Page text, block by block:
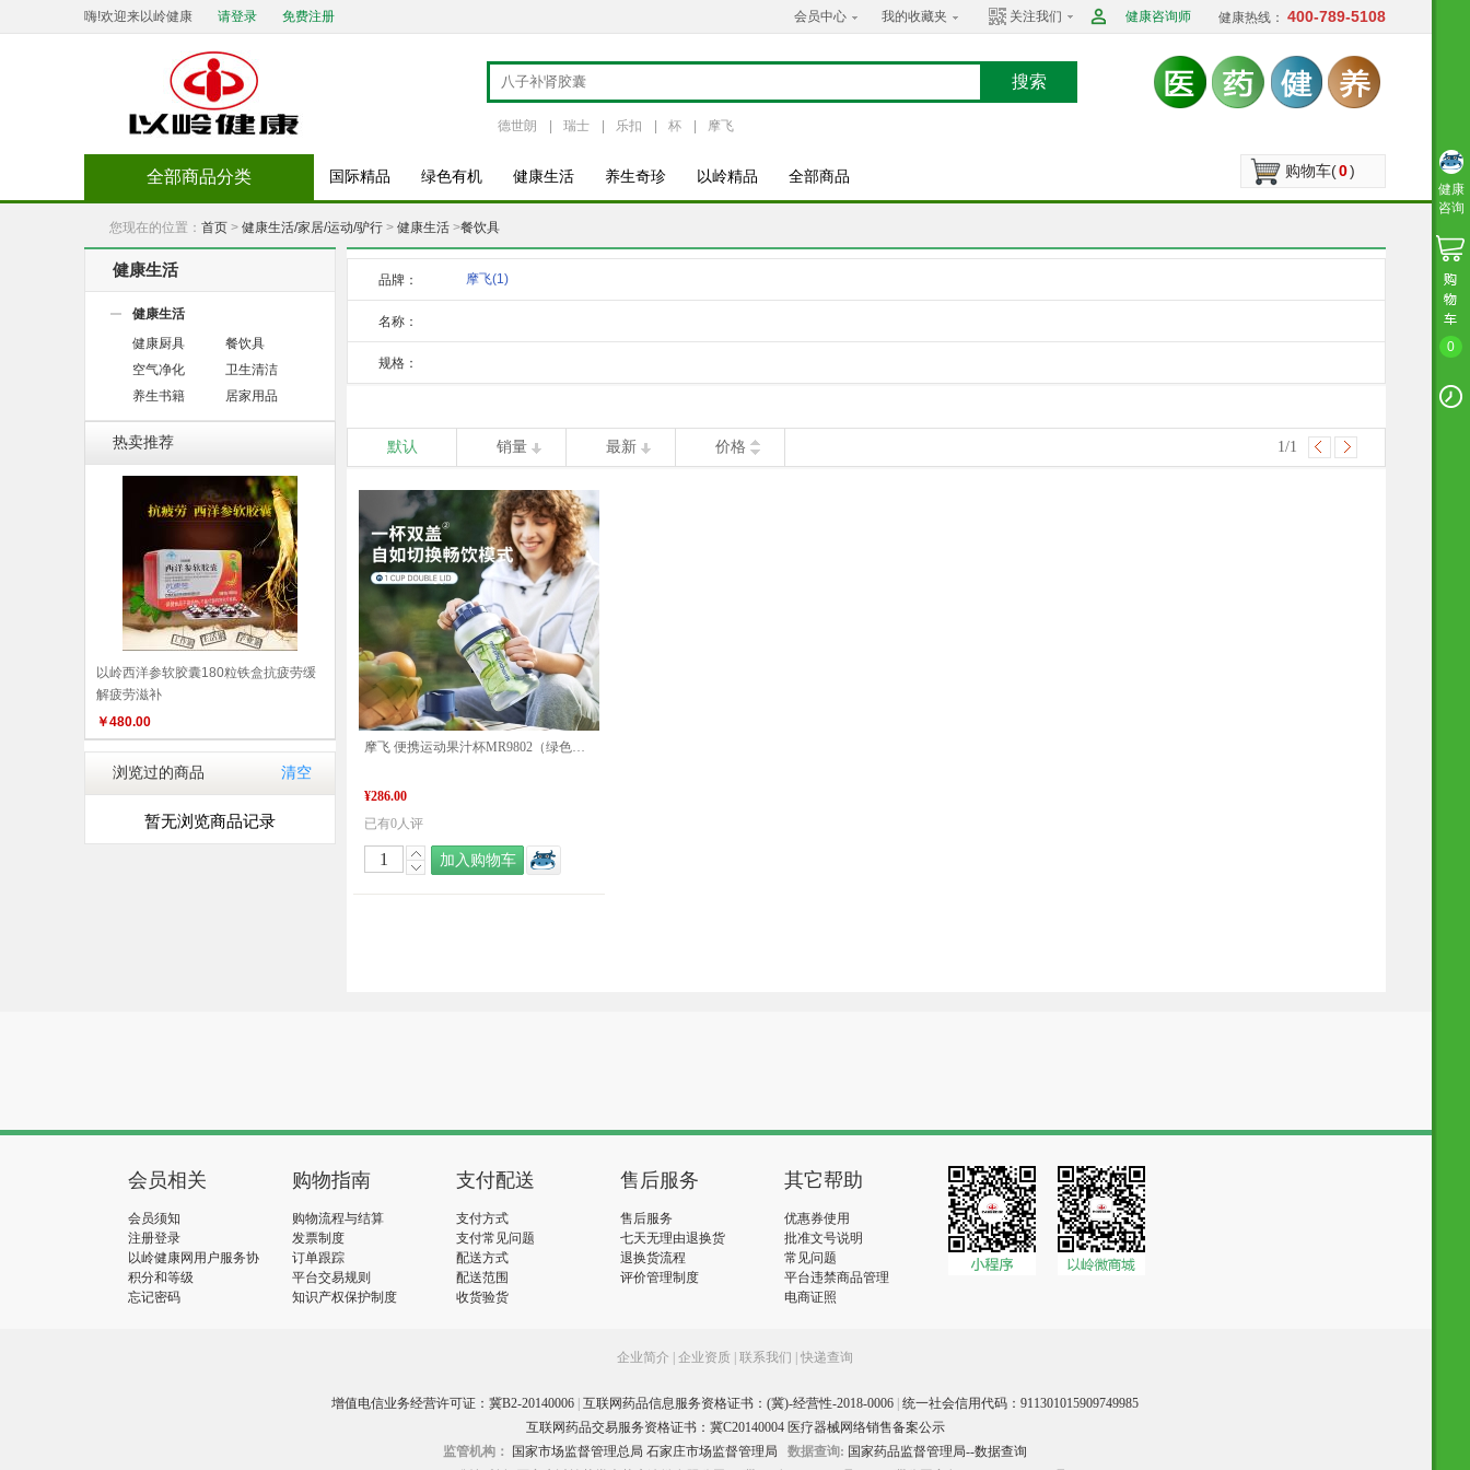
嗨!欢迎来以岭健康 请登录 免费注册 会员中心 我的收藏夹 关注我们 健康咨询师 健康热线： 400-789-5108
搜索
德世朗 瑞士 乐扣 杯 摩飞
购物车(0)
全部商品分类 国际精品 绿色有机 健康生活 养生奇珍 以岭精品 全部商品
您现在的位置： 首页 > 健康生活/家居/运动/驴行 > 健康生活 >餐饮具
健康生活
健康生活
健康厨具
餐饮具
空气净化
卫生清洁
养生书籍
居家用品
热卖推荐
以岭西洋参软胶囊180粒铁盒抗疲劳缓
解疲劳滋补
￥480.00
浏览过的商品 清空
暂无浏览商品记录
品牌： 摩飞(1)
名称：
规格：
默认 销量 最新 价格 1/1
摩飞 便携运动果汁杯MR9802（绿色） 品质生活 健康生活家居 旅行户外 特惠促销 特价促销
¥286.00
已有0人评
加入购物车
健康
咨询
0
会员相关
会员须知
注册登录
以岭健康网用户服务协
议
积分和等级
忘记密码
购物指南
购物流程与结算
发票制度
订单跟踪
平台交易规则
知识产权保护制度
支付配送
支付方式
支付常见问题
配送方式
配送范围
收货验货
售后服务
售后服务
七天无理由退换货
退换货流程
评价管理制度
其它帮助
优惠券使用
批准文号说明
常见问题
平台违禁商品管理
电商证照
企业简介 企业资质 联系我们 快递查询
增值电信业务经营许可证：冀B2-20140006 互联网药品信息服务资格证书：(冀)-经营性-2018-0006 统一社会信用代码：911301015909749985
互联网药品交易服务资格证书：冀C20140004 医疗器械网络销售备案公示
监管机构：
国家市场监督管理总局 石家庄市场监督管理局 数据查询: 国家药品监督管理局--数据查询